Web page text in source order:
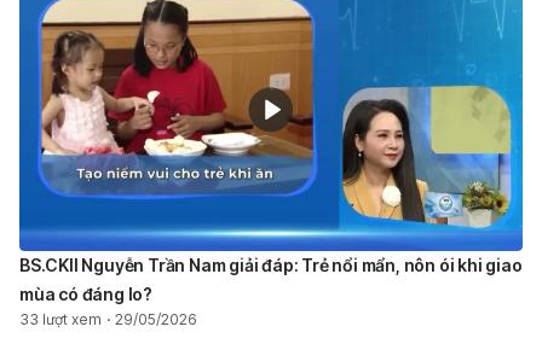
BS.CKII Nguyễn Trần Nam giải đáp: Trẻ nổi mẩn, nôn ói khi giao
mùa có đáng lo?
33 lượt xem 29/05/2026